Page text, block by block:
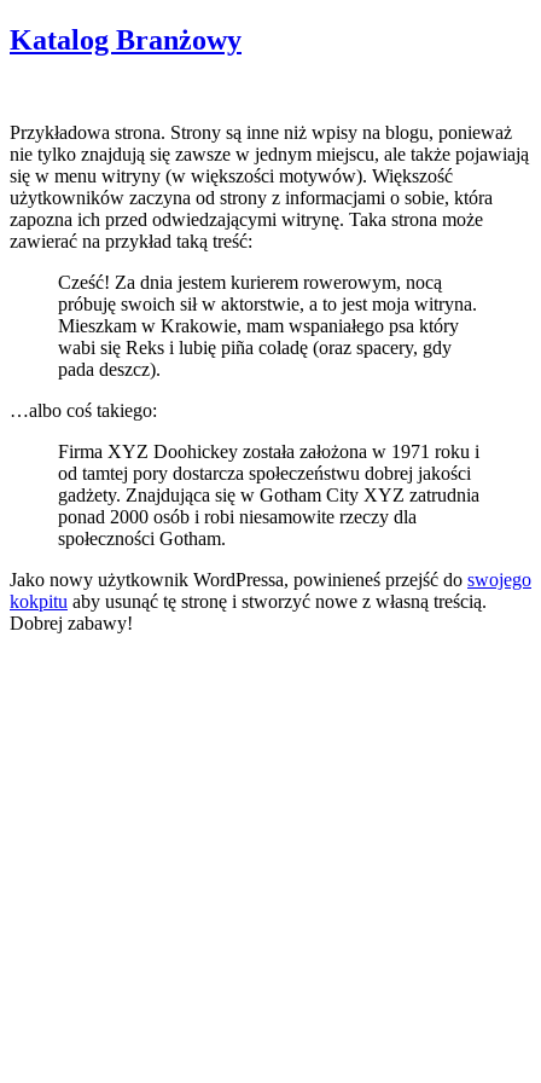
Katalog Branżowy
Przykładowa strona. Strony są inne niż wpisy na blogu, ponieważ
nie tylko znajdują się zawsze w jednym miejscu, ale także pojawiają
się w menu witryny (w większości motywów). Większość
użytkowników zaczyna od strony z informacjami o sobie, która
zapozna ich przed odwiedzającymi witrynę. Taka strona może
zawierać na przykład taką treść:
Cześć! Za dnia jestem kurierem rowerowym, nocą
próbuję swoich sił w aktorstwie, a to jest moja witryna.
Mieszkam w Krakowie, mam wspaniałego psa który
wabi się Reks i lubię piña coladę (oraz spacery, gdy
pada deszcz).
…albo coś takiego:
Firma XYZ Doohickey została założona w 1971 roku i
od tamtej pory dostarcza społeczeństwu dobrej jakości
gadżety. Znajdująca się w Gotham City XYZ zatrudnia
ponad 2000 osób i robi niesamowite rzeczy dla
społeczności Gotham.
Jako nowy użytkownik WordPressa, powinieneś przejść do swojego
kokpitu aby usunąć tę stronę i stworzyć nowe z własną treścią.
Dobrej zabawy!